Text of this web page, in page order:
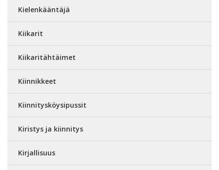
Kielenkääntäjä
Kiikarit
Kiikaritähtäimet
Kiinnikkeet
Kiinnitysköysipussit
Kiristys ja kiinnitys
Kirjallisuus